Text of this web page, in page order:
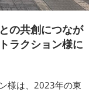
の共創につなが
ラクション様に
様は、2023年の東